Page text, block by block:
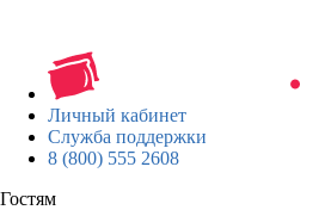
Личный кабинет
Служба поддержки
8 (800) 555 2608
Гостям